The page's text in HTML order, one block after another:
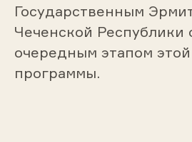
Государственным
Чеченской Республики
очередным этапом
программы.